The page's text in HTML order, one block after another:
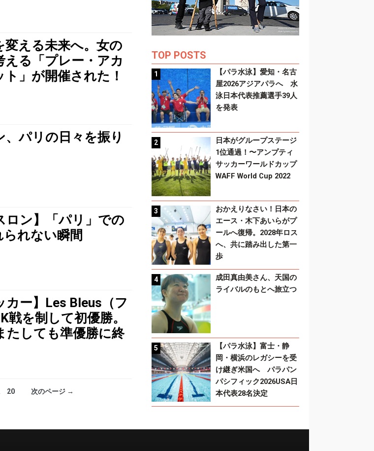
変える未来へ。女の
る「プレー・アカ
」が開催された！
パリの日々を振り
ロン】「パリ」での
れない瞬間
カー】Les Bleus（フ
戦を制して初優勝。
たしても準優勝に終
20 次のページ →
TOP POSTS
【パラ水泳】愛知・名古
屋2026アジアパラへ 水
泳日本代表推薦選手39人
を発表
日本がグループステージ
1位通過！〜アンプティ
サッカーワールドカップ
WAFF World Cup 2022
おかえりなさい！日本の
エース・木下あいらがプ
ールへ復帰。2028年ロス
へ、共に踏み出した第一
歩
成田真由美さん、天国の
ライバルのもとへ旅立つ
【パラ水泳】富士・静
岡・横浜のレガシーを受
け継ぎ米国へ パラパン
パシフィック2026USA日
本代表28名決定